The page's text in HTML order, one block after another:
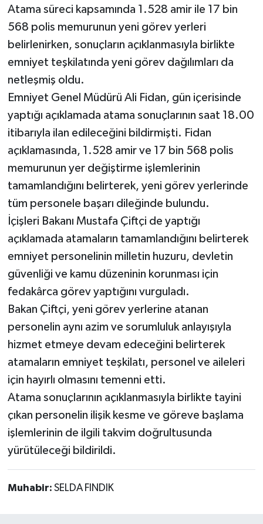
Atama süreci kapsamında 1.528 amir ile 17 bin
568 polis memurunun yeni görev yerleri
belirlenirken, sonuçların açıklanmasıyla birlikte
emniyet teşkilatında yeni görev dağılımları da
netleşmiş oldu.
Emniyet Genel Müdürü Ali Fidan, gün içerisinde
yaptığı açıklamada atama sonuçlarının saat 18.00
itibarıyla ilan edileceğini bildirmişti. Fidan
açıklamasında, 1.528 amir ve 17 bin 568 polis
memurunun yer değiştirme işlemlerinin
tamamlandığını belirterek, yeni görev yerlerinde
tüm personele başarı dileğinde bulundu.
İçişleri Bakanı Mustafa Çiftçi de yaptığı
açıklamada atamaların tamamlandığını belirterek
emniyet personelinin milletin huzuru, devletin
güvenliği ve kamu düzeninin korunması için
fedakârca görev yaptığını vurguladı.
Bakan Çiftçi, yeni görev yerlerine atanan
personelin aynı azim ve sorumluluk anlayışıyla
hizmet etmeye devam edeceğini belirterek
atamaların emniyet teşkilatı, personel ve aileleri
için hayırlı olmasını temenni etti.
Atama sonuçlarının açıklanmasıyla birlikte tayini
çıkan personelin ilişik kesme ve göreve başlama
işlemlerinin de ilgili takvim doğrultusunda
yürütüleceği bildirildi.
Muhabir: SELDA FINDIK